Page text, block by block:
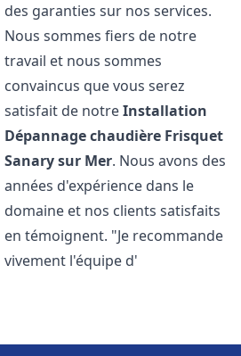
des garanties sur nos services.
Nous sommes fiers de notre
travail et nous sommes
convaincus que vous serez
satisfait de notreInstallation
Dépannage chaudière Frisquet
Sanary sur Mer. Nous avons des
années d'expérience dans le
domaine et nos clients satisfaits
en témoignent. "Je recommande
vivement l'équipe d'